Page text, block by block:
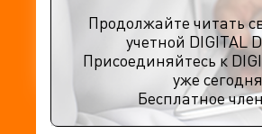
Продолжайте читать
учетной DIGITAL
Присоединяйтесь к
уже
Бесплатное